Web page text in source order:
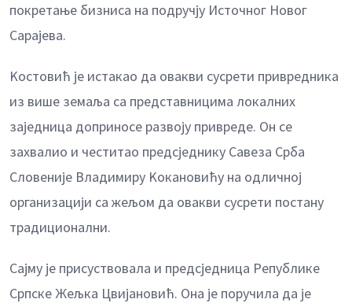
покретање бизниса на подручју Источног Новог
Сарајева.
Kостовић је истакао да овакви сусрети привредника
из више земаља са представницима локалних
заједница доприносе развоју привреде. Он се
захвалио и честитао предсједнику Савеза Срба
Словеније Владимиру Kокановићу на одличној
организацији са жељом да овакви сусрети постану
традиционални.
Сајму је присуствовала и предсједница Републике
Српске Жељка Цвијановић. Она је поручила да је